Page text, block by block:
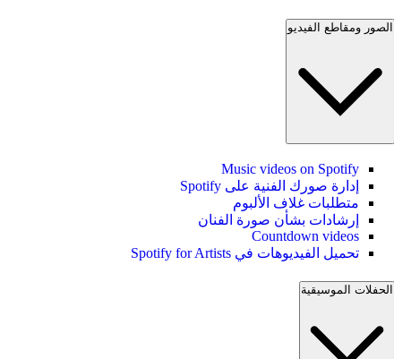
الصور ومقاطع الفيديو
Music videos on Spotify
إدارة صورك الفنية على Spotify
متطلبات غلاف الألبوم
إرشادات بشأن صورة الفنان
Countdown videos
تحميل الفيديوهات في Spotify for Artists
الحفلات الموسيقية